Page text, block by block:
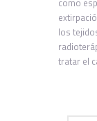
como
los
tratar el